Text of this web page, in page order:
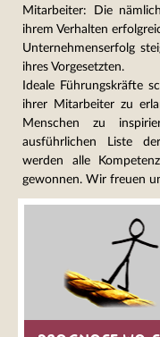
Mitarbeiter: Die
ihrem Verhalten
Unternehmenserfolg
ihres Vorgesetzten.
Ideale Führungskräfte
ihrer Mitarbeiter zu
Menschen zu
ausführlichen Liste
werden alle
gewonnen. Wir freuen